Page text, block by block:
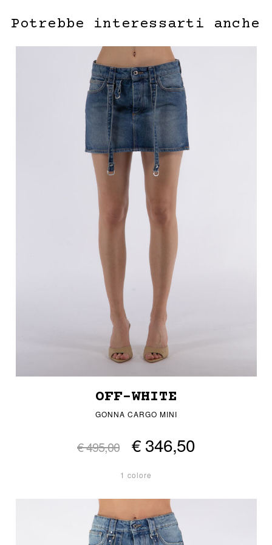
Potrebbe interessarti anche
OFF-WHITE
GONNA CARGO MINI
€ 495,00 € 346,50
1 colore